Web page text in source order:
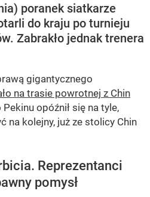
poranek siatkarze
do kraju po turnieju
Zabrakło jednak trenera
gigantycznego
na trasie powrotnej z Chin
opóźnił się na tyle,
na kolejny, już ze stolicy Chin
Reprezentanci
pomysł